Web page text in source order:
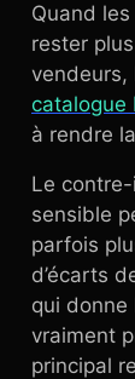
Quand
rester
vendeurs,
catalogue
à rendre
Le
sensible
parfois
d’écarts
qui donne
vraiment
principal